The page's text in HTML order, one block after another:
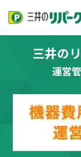
三井の
運営